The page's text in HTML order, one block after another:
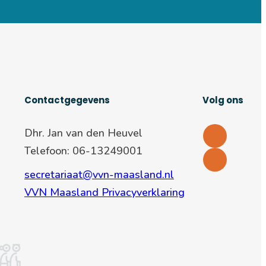
Contactgegevens
Dhr. Jan van den Heuvel
Telefoon: 06-13249001
secretariaat@vvn-maasland.nl
VVN Maasland Privacyverklaring
Volg ons